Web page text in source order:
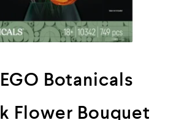
Botanicals
Flower Bouquet